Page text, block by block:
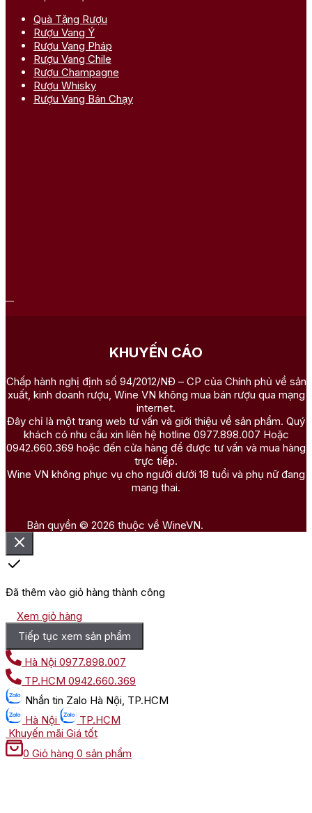
Quà Tặng Rượu
Rượu Vang Ý
Rượu Vang Pháp
Rượu Vang Chile
Rượu Champagne
Rượu Whisky
Rượu Vang Bán Chạy
KHUYẾN CÁO
Chấp hành nghị định số 94/2012/NĐ – CP của Chính phủ về sản
xuất, kinh doanh rượu, Wine VN không mua bán rượu qua mạng
internet.
Đây chỉ là một trang web tư vấn và giới thiệu về sản phẩm. Quý
khách có nhu cầu xin liên hệ hotline 0977.898.007 Hoặc
0942.660.369 hoặc đến cửa hàng để được tư vấn và mua hàng
trực tiếp.
Wine VN không phục vụ cho người dưới 18 tuổi và phụ nữ đang
mang thai.
Bản quyền © 2026 thuộc về WineVN.
Đã thêm vào giỏ hàng thành công
Xem giỏ hàng
Tiếp tục xem sản phẩm
Hà Nội 0977.898.007
TP.HCM 0942.660.369
Nhắn tin Zalo Hà Nội, TP.HCM
Hà Nội
TP.HCM
Khuyến mãi Giá tốt
0 Giỏ hàng 0 sản phẩm